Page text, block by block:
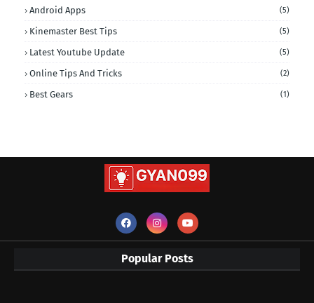
Android Apps (5)
Kinemaster Best Tips (5)
Latest Youtube Update (5)
Online Tips And Tricks (2)
Best Gears (1)
Popular Posts